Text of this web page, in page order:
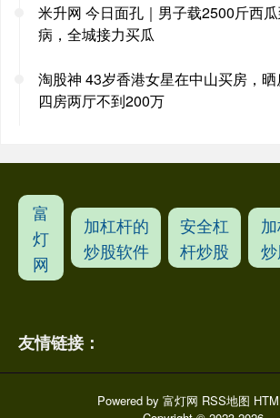
米升网 今日面孔｜男子载2500斤西
病，全城接力买瓜
淘股神 43岁香港女星在中山买房，晒
四房两厅不到200万
富
灯
网
加杠杆的
炒股软件
安全杠
杆炒股
友情链接：
Powered by富灯网 RSS地图